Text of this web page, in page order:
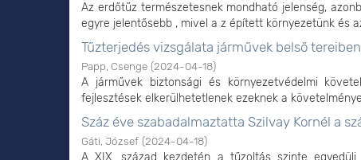
Az erdőtűz természetesnek mondható jelenség,
egyre jelentősebb , mivel a z épített környezetünk és
Tűzterjedés vizsgálata járművek belső
Papp, Csenge (2024-04-18)
A járművek biztonsági és környezetvédelmi
fejlesztések elkerülhetetlenek ezeknek a
Száz éve szabadalmaztatta Szilvay Kornél a
Gáti, József (2024-04-18)
A XIX. század kezdetén a tűzoltás szinte